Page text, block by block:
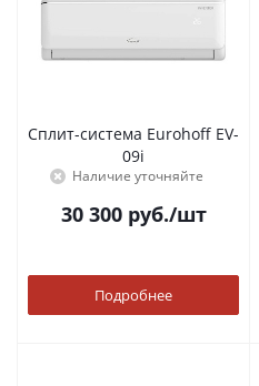
Сплит-система Eurohoff EV-
09i
Наличие уточняйте
30 300руб./шт
Подробнее